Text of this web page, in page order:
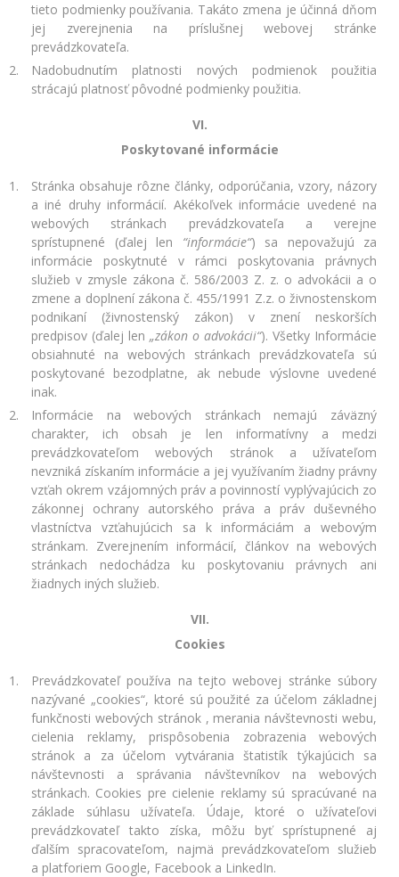
tieto podmienky používania. Takáto zmena je účinná dňom
jej zverejnenia na príslušnej webovej stránke
prevádzkovateľa.
Nadobudnutím platnosti nových podmienok použitia
strácajú platnosť pôvodné podmienky použitia.
VI.
Poskytované informácie
Stránka obsahuje rôzne články, odporúčania, vzory, názory
a iné druhy informácií. Akékoľvek informácie uvedené na
webových stránkach prevádzkovateľa a verejne
sprístupnené (ďalej len “informácie“) sa nepovažujú za
informácie poskytnuté v rámci poskytovania právnych
služieb v zmysle zákona č. 586/2003 Z. z. o advokácii a o
zmene a doplnení zákona č. 455/1991 Z.z. o živnostenskom
podnikaní (živnostenský zákon) v znení neskorších
predpisov (ďalej len „zákon o advokácii“). Všetky Informácie
obsiahnuté na webových stránkach prevádzkovateľa sú
poskytované bezodplatne, ak nebude výslovne uvedené
inak.
Informácie na webových stránkach nemajú záväzný
charakter, ich obsah je len informatívny a medzi
prevádzkovateľom webových stránok a užívateľom
nevzniká získaním informácie a jej využívaním žiadny právny
vzťah okrem vzájomných práv a povinností vyplývajúcich zo
zákonnej ochrany autorského práva a práv duševného
vlastníctva vzťahujúcich sa k informáciám a webovým
stránkam. Zverejnením informácií, článkov na webových
stránkach nedochádza ku poskytovaniu právnych ani
žiadnych iných služieb.
VII.
Cookies
Prevádzkovateľ používa na tejto webovej stránke súbory
nazývané „cookies“, ktoré sú použité za účelom základnej
funkčnosti webových stránok , merania návštevnosti webu,
cielenia reklamy, prispôsobenia zobrazenia webových
stránok a za účelom vytvárania štatistík týkajúcich sa
návštevnosti a správania návštevníkov na webových
stránkach. Cookies pre cielenie reklamy sú spracúvané na
základe súhlasu užívateľa. Údaje, ktoré o užívateľovi
prevádzkovateľ takto získa, môžu byť sprístupnené aj
ďalším spracovateľom, najmä prevádzkovateľom služieb
a platforiem Google, Facebook a LinkedIn.